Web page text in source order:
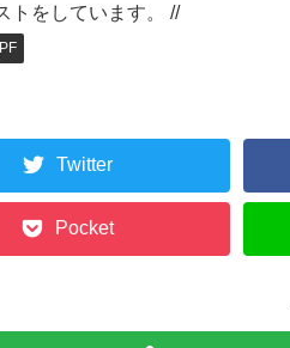
トをしています。 //
Twitter
Pocket